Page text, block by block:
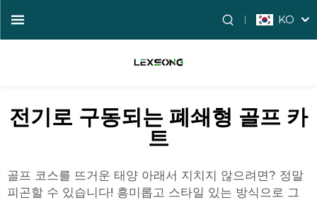
KO
전기로 구동되는 폐쇄형 골프 카
트
골프 코스를 뜨거운 태양 아래서 지치지 않으려면? 정말
피곤할 수 있습니다! 흥미롭고 스타일 있는 방식으로 그